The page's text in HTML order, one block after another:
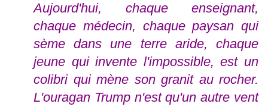
Aujourd'hui, chaque enseignant,
chaque médecin, chaque paysan qui
sème dans une terre aride, chaque
jeune qui invente l'impossible, est un
colibri qui mène son granit au rocher.
L'ouragan Trump n'est qu'un autre vent